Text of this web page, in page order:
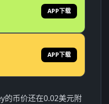
APP下载
APP下载
的币价还在0.02美元附